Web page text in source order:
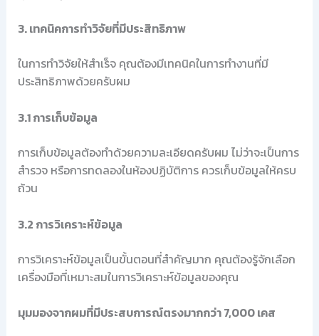
3. เทคนิคการทำวิจัยที่มีประสิทธิภาพ
ในการทำวิจัยให้สำเร็จ คุณต้องมีเทคนิคในการทำงานที่มี
ประสิทธิภาพด้วยครับผม
3.1 การเก็บข้อมูล
การเก็บข้อมูลต้องทำด้วยความละเอียดครับผม ไม่ว่าจะเป็นการ
สำรวจ หรือการทดลองในห้องปฏิบัติการ ควรเก็บข้อมูลให้ครบ
ถ้วน
3.2 การวิเคราะห์ข้อมูล
การวิเคราะห์ข้อมูลเป็นขั้นตอนที่สำคัญมาก คุณต้องรู้จักเลือก
เครื่องมือที่เหมาะสมในการวิเคราะห์ข้อมูลของคุณ
มุมมองจากผมที่มีประสบการณ์ตรงมากกว่า 7,000 เคส